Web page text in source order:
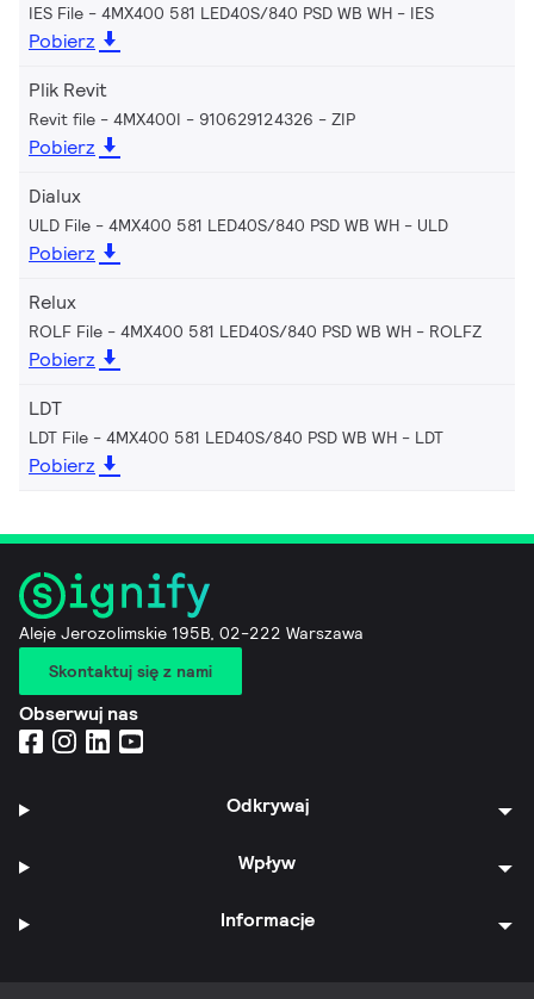
IES File - 4MX400 581 LED40S/840 PSD WB WH IES
Pobierz
Plik Revit
Revit file - 4MX400I - 910629124326 ZIP
Pobierz
Dialux
ULD File - 4MX400 581 LED40S/840 PSD WB WH ULD
Pobierz
Relux
ROLF File - 4MX400 581 LED40S/840 PSD WB WH ROLFZ
Pobierz
LDT
LDT File - 4MX400 581 LED40S/840 PSD WB WH LDT
Pobierz
Aleje Jerozolimskie 195B, 02-222 Warszawa
Skontaktuj się z nami
Obserwuj nas
Odkrywaj
Wpływ
Informacje